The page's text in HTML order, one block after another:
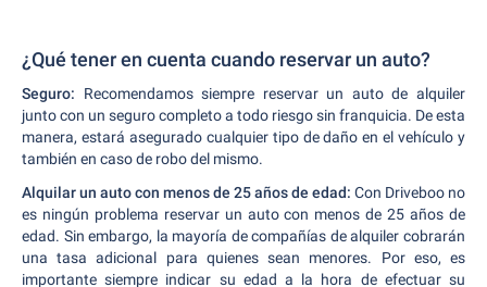
¿Qué tener en cuenta cuando reservar un auto?
Seguro: Recomendamos siempre reservar un auto de alquiler
junto con un seguro completo a todo riesgo sin franquicia. De esta
manera, estará asegurado cualquier tipo de daño en el vehículo y
también en caso de robo del mismo.
Alquilar un auto con menos de 25 años de edad: Con Driveboo no
es ningún problema reservar un auto con menos de 25 años de
edad. Sin embargo, la mayoría de compañías de alquiler cobrarán
una tasa adicional para quienes sean menores. Por eso, es
importante siempre indicar su edad a la hora de efectuar su